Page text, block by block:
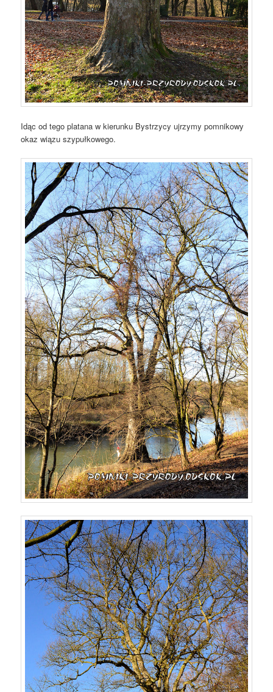
Idąc od tego platana w kierunku Bystrzycy ujrzymy pomnikowy
okaz wiązu szypułkowego.